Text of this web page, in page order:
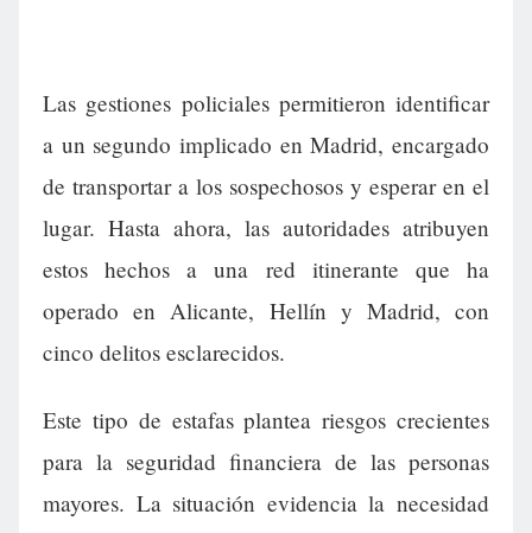
Las gestiones policiales permitieron identificar
a un segundo implicado en Madrid, encargado
de transportar a los sospechosos y esperar en el
lugar. Hasta ahora, las autoridades atribuyen
estos hechos a una red itinerante que ha
operado en Alicante, Hellín y Madrid, con
cinco delitos esclarecidos.
Este tipo de estafas plantea riesgos crecientes
para la seguridad financiera de las personas
mayores. La situación evidencia la necesidad